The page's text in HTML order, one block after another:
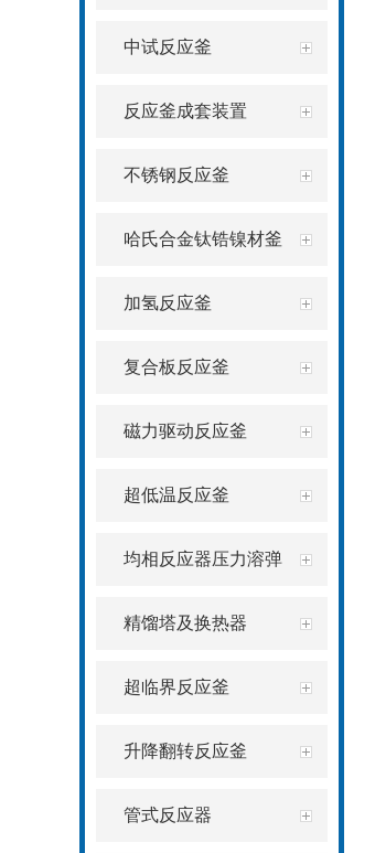
中试反应釜
反应釜成套装置
不锈钢反应釜
哈氏合金钛锆镍材釜
加氢反应釜
复合板反应釜
磁力驱动反应釜
超低温反应釜
均相反应器压力溶弹
精馏塔及换热器
超临界反应釜
升降翻转反应釜
管式反应器